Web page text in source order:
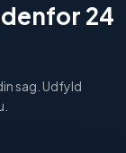
24
sag. Udfyld